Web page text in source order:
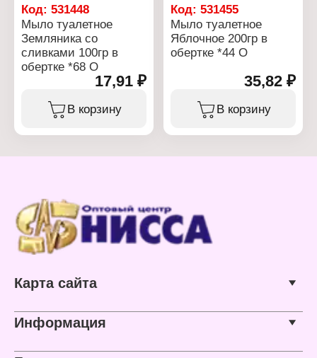
Код: 531448
Мыло туалетное
Земляника со
сливками 100гр в
обертке *68 О
17,91 ₽
В корзину
Код:531455
Мыло туалетное
Яблочное 200гр в
обертке *44 О
35,82 ₽
В корзину
Карта сайта
Информация